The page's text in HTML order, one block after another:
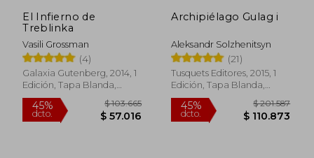
70%
dcto.
45%
El Infierno de
Treblinka
Vasili Grossman
(4)
Galaxia Gutenberg, 2014, 1
Edición, Tapa Blanda,
Nuevo
Archipiélago Gulag i
Aleksandr Solzhenitsyn
(21)
Tusquets Editores, 2015, 1
Edición, Tapa Blanda,
Nuevo